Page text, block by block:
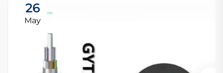
26
May